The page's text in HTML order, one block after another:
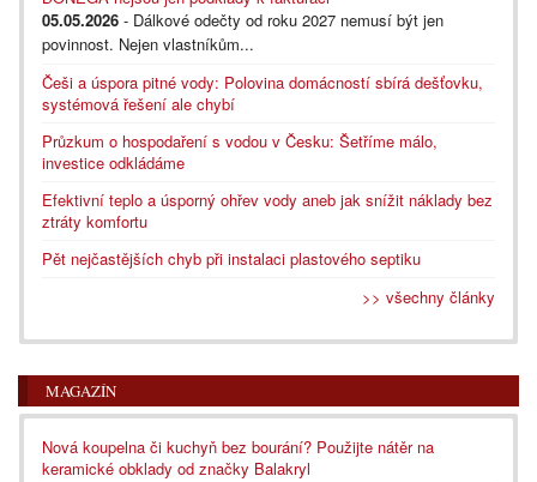
05.05.2026 - Dálkové odečty od roku 2027 nemusí být jen
povinnost. Nejen vlastníkům...
Češi a úspora pitné vody: Polovina domácností sbírá dešťovku,
systémová řešení ale chybí
Průzkum o hospodaření s vodou v Česku: Šetříme málo,
investice odkládáme
Efektivní teplo a úsporný ohřev vody aneb jak snížit náklady bez
ztráty komfortu
Pět nejčastějších chyb při instalaci plastového septiku
>> všechny články
MAGAZÍN
Nová koupelna či kuchyň bez bourání? Použijte nátěr na
keramické obklady od značky Balakryl